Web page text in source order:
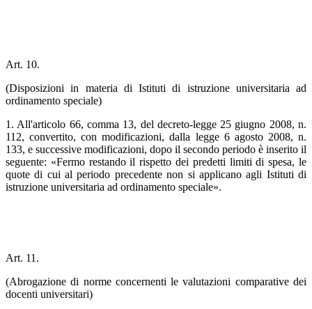
Art. 10.
(Disposizioni in materia di Istituti di istruzione universitaria ad
ordinamento speciale)
1. All'articolo 66, comma 13, del decreto-legge 25 giugno 2008, n.
112, convertito, con modificazioni, dalla legge 6 agosto 2008, n.
133, e successive modificazioni, dopo il secondo periodo è inserito il
seguente: «Fermo restando il rispetto dei predetti limiti di spesa, le
quote di cui al periodo precedente non si applicano agli Istituti di
istruzione universitaria ad ordinamento speciale».
Art. 11.
(Abrogazione di norme concernenti le valutazioni comparative dei
docenti universitari)